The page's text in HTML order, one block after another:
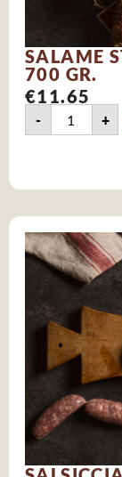
SALAME
700 GR.
€11.65
- +